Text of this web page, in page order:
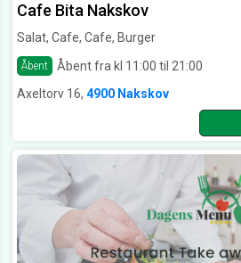
Cafe Bita Nakskov
Salat, Cafe, Cafe, Burger
Åbent Åbent fra kl 11:00 til 21:00
Axeltorv 16, 4900 Nakskov